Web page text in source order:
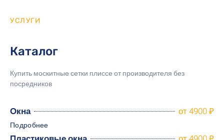
УСЛУГИ
Каталог
Купить москитные сетки плиссе от производителя без
посредников
Окна от 4900 ₽
Подробнее